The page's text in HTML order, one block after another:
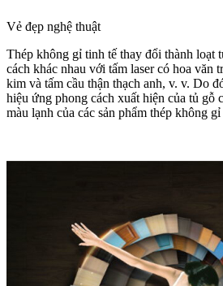
Vẻ đẹp nghệ thuật
Thép không gỉ tinh tế thay đổi thành loạt
cách khác nhau với tấm laser có hoa văn
kim và tấm cầu thận thạch anh, v. v. Do
hiệu ứng phong cách xuất hiện của tủ gỗ
màu lạnh của các sản phẩm thép không